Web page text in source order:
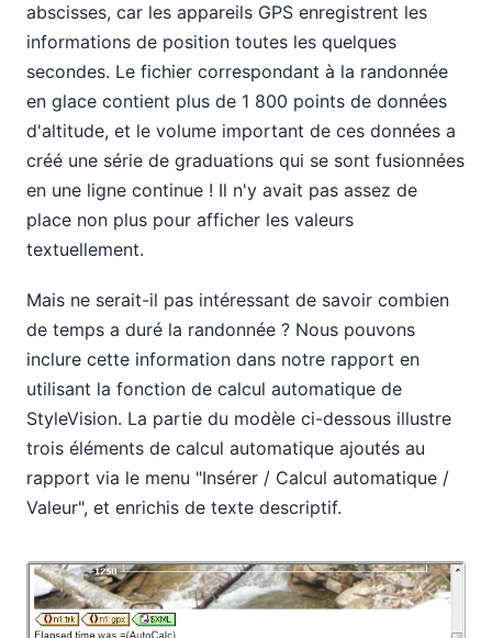
abscisses, car les appareils GPS enregistrent les
informations de position toutes les quelques
secondes. Le fichier correspondant à la randonnée
en glace contient plus de 1 800 points de données
d'altitude, et le volume important de ces données a
créé une série de graduations qui se sont fusionnées
en une ligne continue ! Il n'y avait pas assez de
place non plus pour afficher les valeurs
textuellement.
Mais ne serait-il pas intéressant de savoir combien
de temps a duré la randonnée ? Nous pouvons
inclure cette information dans notre rapport en
utilisant la fonction de calcul automatique de
StyleVision. La partie du modèle ci-dessous illustre
trois éléments de calcul automatique ajoutés au
rapport via le menu "Insérer / Calcul automatique /
Valeur", et enrichis de texte descriptif.